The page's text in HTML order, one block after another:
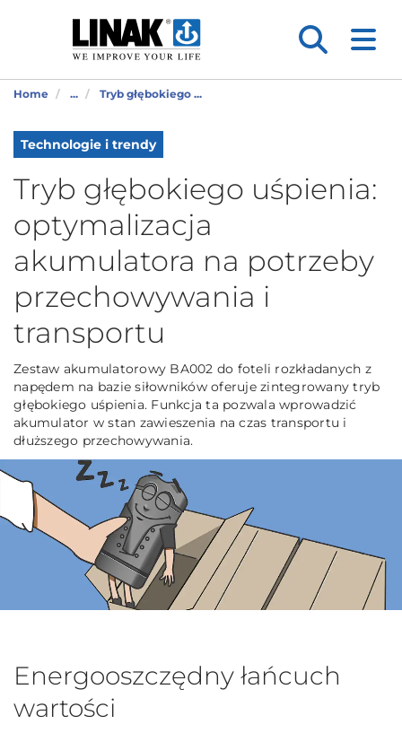
Home ... Tryb głębokiego ...
Technologie i trendy
Tryb głębokiego uśpienia:
optymalizacja
akumulatora na potrzeby
przechowywania i
transportu
Zestaw akumulatorowy BA002 do foteli rozkładanych z
napędem na bazie siłowników oferuje zintegrowany tryb
głębokiego uśpienia. Funkcja ta pozwala wprowadzić
akumulator w stan zawieszenia na czas transportu i
dłuższego przechowywania.
Energooszczędny łańcuch
wartości